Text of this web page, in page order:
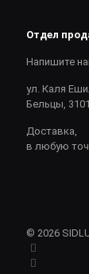
Отдел
Напишите
ул. Каля
Бельцы,
Доставка,
в любую
© 2026